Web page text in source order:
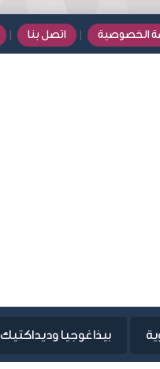
الخصوصية اتصل بنا
بيذاغوجيا وديداكتيك